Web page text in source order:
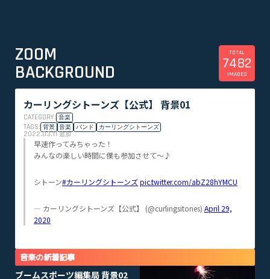
ZOOM
BACKGROUND
TOTAL
7482
IMAGES
カーリングシトーンズ【公式】 背景01
CATEGORY: 音楽
TAGS: 背景 音楽 バンド カーリングシトーンズ
2022.03.11追加
早速作ってみちゃった！
みんなの楽しい時間に僕も参加させて〜♪
シトーン#カーリングシトーンズpic.twitter.com/abZ28hYMCU
— カーリングシトーンズ【公式】 (@curlingsitones) April 29,
2020
音楽の新着記事
ブームスポーツ編集局 背景02